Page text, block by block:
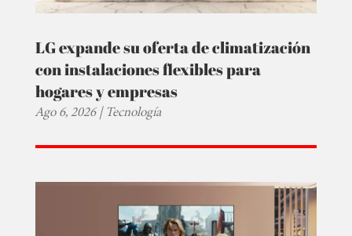
LG expande su oferta de climatización
con instalaciones flexibles para
hogares y empresas
Ago 6, 2026|Tecnología